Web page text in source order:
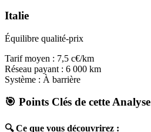
Italie
Équilibre qualité-prix
Tarif moyen : 7,5 c€/km
Réseau payant : 6 000 km
Système : À barrière
🎯 Points Clés de cette Analyse
🔍 Ce que vous découvrirez :